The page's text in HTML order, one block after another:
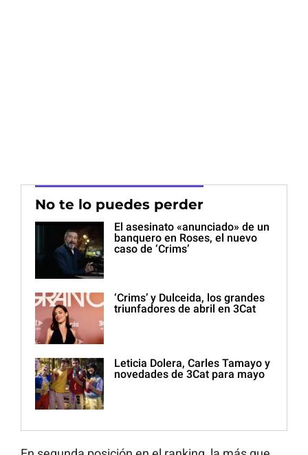
No te lo puedes perder
El asesinato «anunciado» de un
banquero en Roses, el nuevo
caso de ‘Crims’
‘Crims’ y Dulceida, los grandes
triunfadores de abril en 3Cat
Leticia Dolera, Carles Tamayo y
novedades de 3Cat para mayo